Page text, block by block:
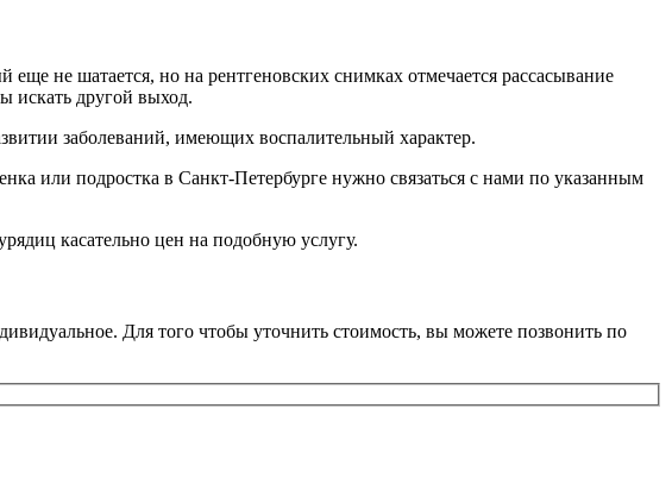
не шатается, но на рентгеновских снимках отмечается рассасывание
искать другой выход.
заболеваний, имеющих воспалительный характер.
или подростка в Санкт-Петербурге нужно связаться с нами по указанным
касательно цен на подобную услугу.
Для того чтобы уточнить стоимость, вы можете позвонить по